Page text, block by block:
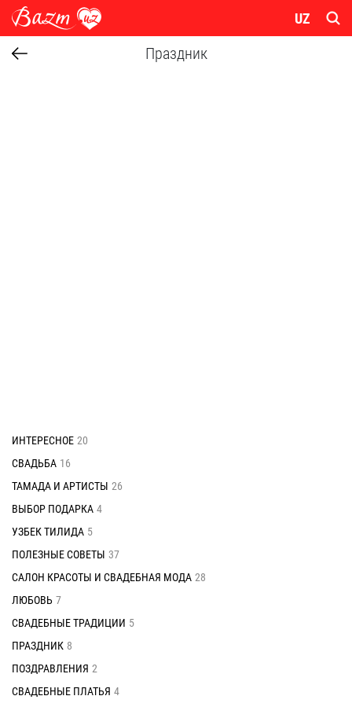
UZ
Праздник
ИНТЕРЕСНОЕ 20
СВАДЬБА 16
ТАМАДА И АРТИСТЫ 26
ВЫБОР ПОДАРКА 4
УЗБЕК ТИЛИДА 5
ПОЛЕЗНЫЕ СОВЕТЫ 37
САЛОН КРАСОТЫ И СВАДЕБНАЯ МОДА 28
ЛЮБОВЬ 7
СВАДЕБНЫЕ ТРАДИЦИИ 5
ПРАЗДНИК 8
ПОЗДРАВЛЕНИЯ 2
СВАДЕБНЫЕ ПЛАТЬЯ 4